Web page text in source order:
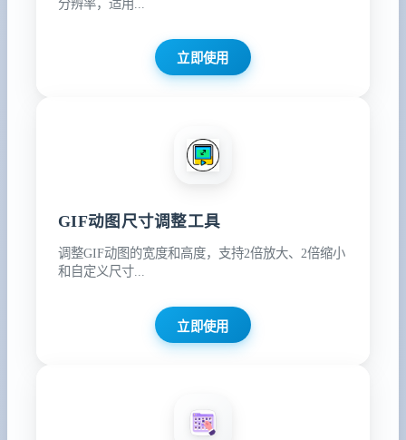
分辨率，适用...
立即使用
GIF动图尺寸调整工具
调整GIF动图的宽度和高度，支持2倍放大、2倍缩小
和自定义尺寸...
立即使用